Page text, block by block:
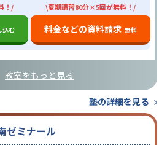
！/
込む
\夏期講習80分×5回が無料！/
料金などの資料請求 無料
教室をもっと見る
塾の詳細を見る
ゼミナール